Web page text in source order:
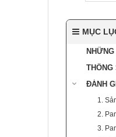
MỤC
THÔNG
ĐÁNH
1.
2.
3.